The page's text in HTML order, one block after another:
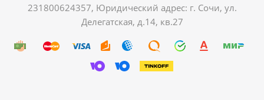
231800624357, Юридический адрес: г. Сочи, ул.
Делегатская, д.14, кв.27